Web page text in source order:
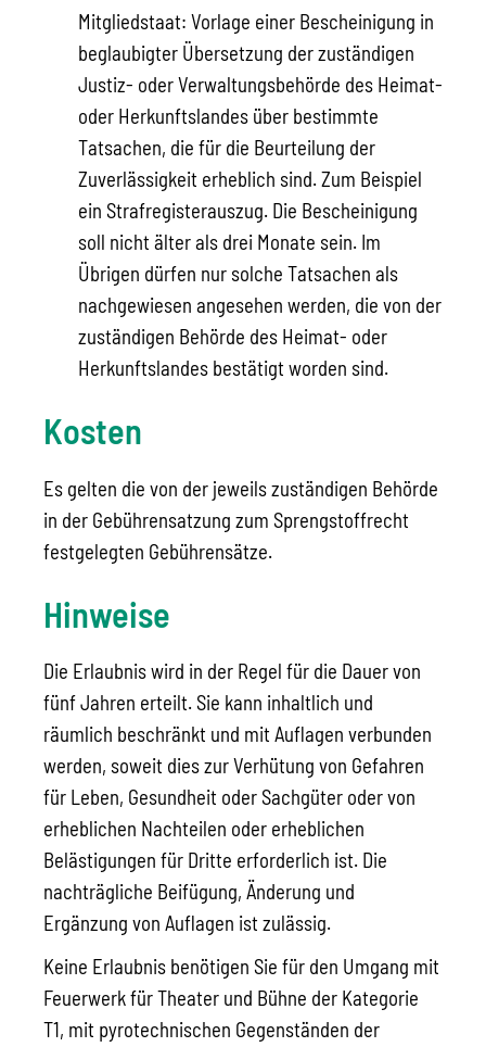
Mitgliedstaat: Vorlage einer Bescheinigung in
beglaubigter Übersetzung der zuständigen
Justiz- oder Verwaltungsbehörde des Heimat-
oder Herkunftslandes über bestimmte
Tatsachen, die für die Beurteilung der
Zuverlässigkeit erheblich sind. Zum Beispiel
ein Strafregisterauszug. Die Bescheinigung
soll nicht älter als drei Monate sein. Im
Übrigen dürfen nur solche Tatsachen als
nachgewiesen angesehen werden, die von der
zuständigen Behörde des Heimat- oder
Herkunftslandes bestätigt worden sind.
Kosten
Es gelten die von der jeweils zuständigen Behörde
in der Gebührensatzung zum Sprengstoffrecht
festgelegten Gebührensätze.
Hinweise
Die Erlaubnis wird in der Regel für die Dauer von
fünf Jahren erteilt. Sie kann inhaltlich und
räumlich beschränkt und mit Auflagen verbunden
werden, soweit dies zur Verhütung von Gefahren
für Leben, Gesundheit oder Sachgüter oder von
erheblichen Nachteilen oder erheblichen
Belästigungen für Dritte erforderlich ist. Die
nachträgliche Beifügung, Änderung und
Ergänzung von Auflagen ist zulässig.
Keine Erlaubnis benötigen Sie für den Umgang mit
Feuerwerk für Theater und Bühne der Kategorie
T1, mit pyrotechnischen Gegenständen der